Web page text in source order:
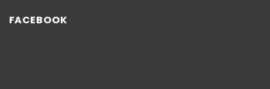
FACEBOOK